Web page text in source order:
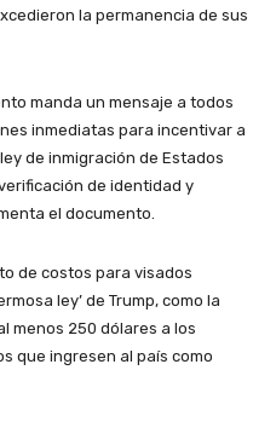
la permanencia de sus
manda un mensaje a todos
inmediatas para incentivar a
de inmigración de Estados
de identidad y
el documento.
de costos para visados
ley’ de Trump, como la
menos 250 dólares a los
que ingresen al país como